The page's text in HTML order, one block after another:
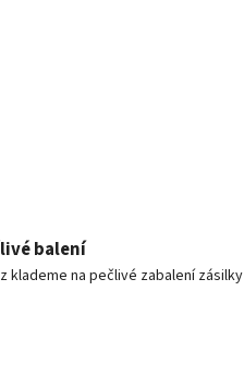
balení
klademe na pečlivé zabalení zásilky